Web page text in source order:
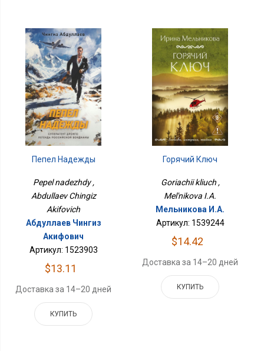
Пепел Надежды
Pepel nadezhdy ,
Abdullaev Chingiz
Akifovich
Абдуллаев Чингиз
Акифович
Артикул: 1523903
$13.11
Доставка за 14–20 дней
КУПИТЬ
Горячий Ключ
Goriachii kliuch ,
Mel'nikova I.A.
Мельникова И.А.
Артикул: 1539244
$14.42
Доставка за 14–20 дней
КУПИТЬ